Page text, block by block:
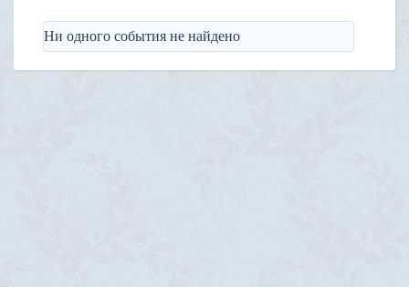
Ни одного события не найдено